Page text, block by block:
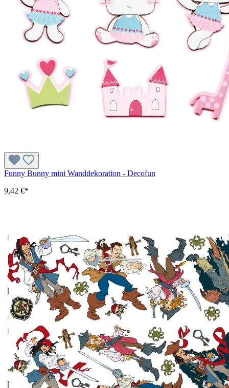
Funny Bunny mini Wanddekoration - Decofun
9,42 €*